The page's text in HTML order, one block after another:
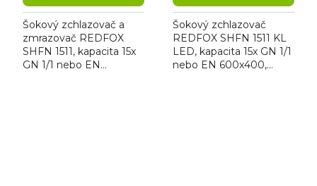
Šokový zchlazovač a
zmrazovač REDFOX
SHFN 1511, kapacita 15x
GN 1/1 nebo EN
Šokový zchlazovač
REDFOX SHFN 1511 KL
LED, kapacita 15x GN 1/1
nebo EN 600x400,